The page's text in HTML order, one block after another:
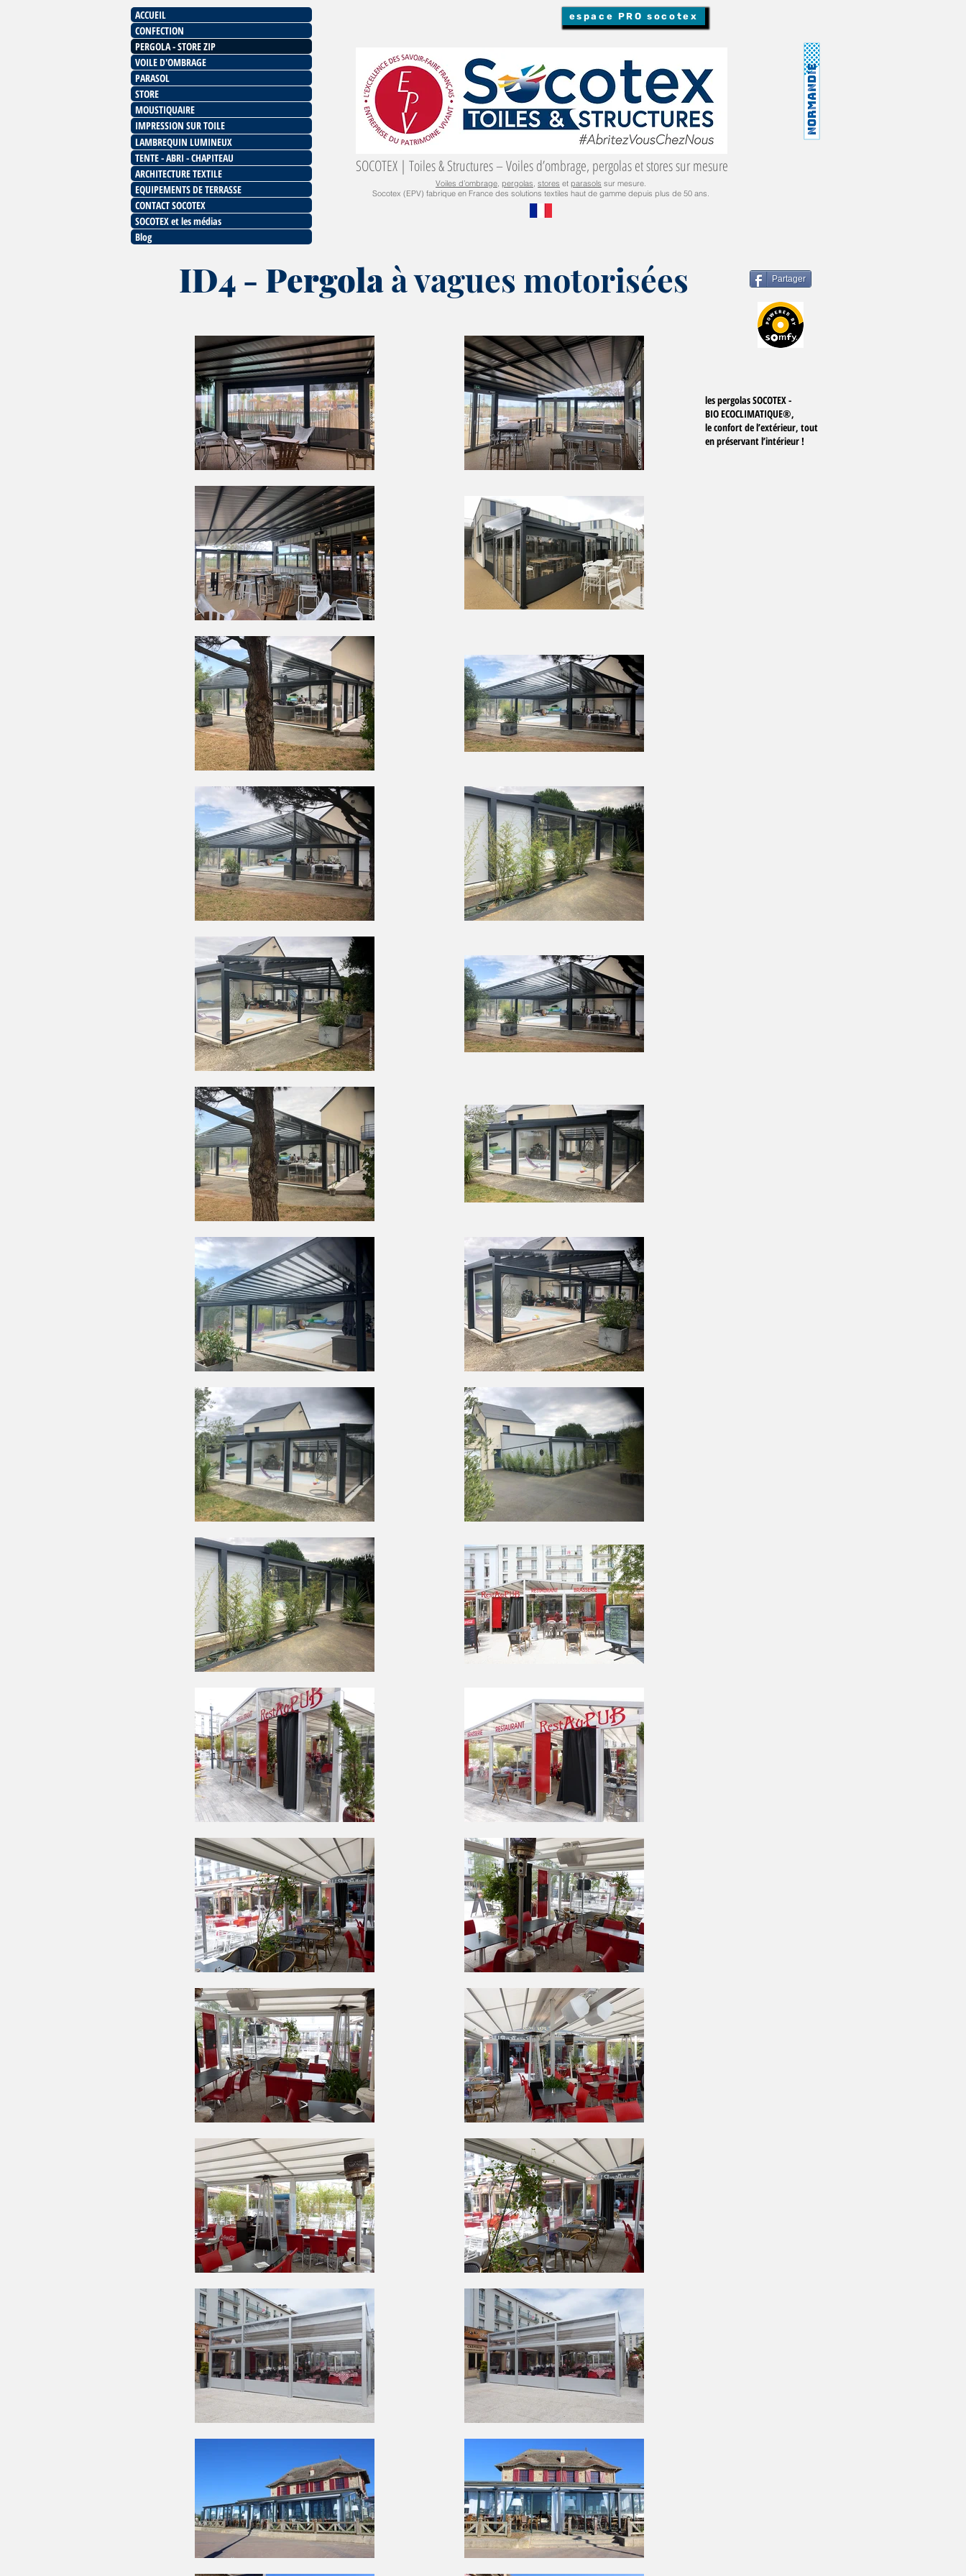
ACCUEIL
CONFECTION
PERGOLA - STORE ZIP
VOILE D'OMBRAGE
PARASOL
STORE
MOUSTIQUAIRE
IMPRESSION SUR TOILE
LAMBREQUIN LUMINEUX
TENTE - ABRI - CHAPITEAU
ARCHITECTURE TEXTILE
EQUIPEMENTS DE TERRASSE
CONTACT SOCOTEX
SOCOTEX et les médias
Blog
espace PRO socotex
SOCOTEX | Toiles & Structures – Voiles d’ombrage, pergolas et stores sur mesure
Voiles d’ombrage, pergolas, stores et parasols sur mesure.
Socotex (EPV) fabrique en France des solutions textiles haut de gamme depuis plus de 50 ans.
ID4 - Pergolaà vagues motorisées Partager
les pergolas SOCOTEX -
BIO ECOCLIMATIQUE®,
le confort de l’extérieur, tout
en préservant l’intérieur !